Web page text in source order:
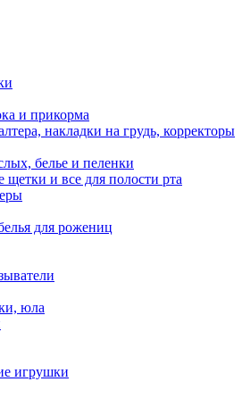
и прикорма
накладки на грудь, корректоры
белье и пеленки
и все для полости рта
для рожениц
юла
игрушки